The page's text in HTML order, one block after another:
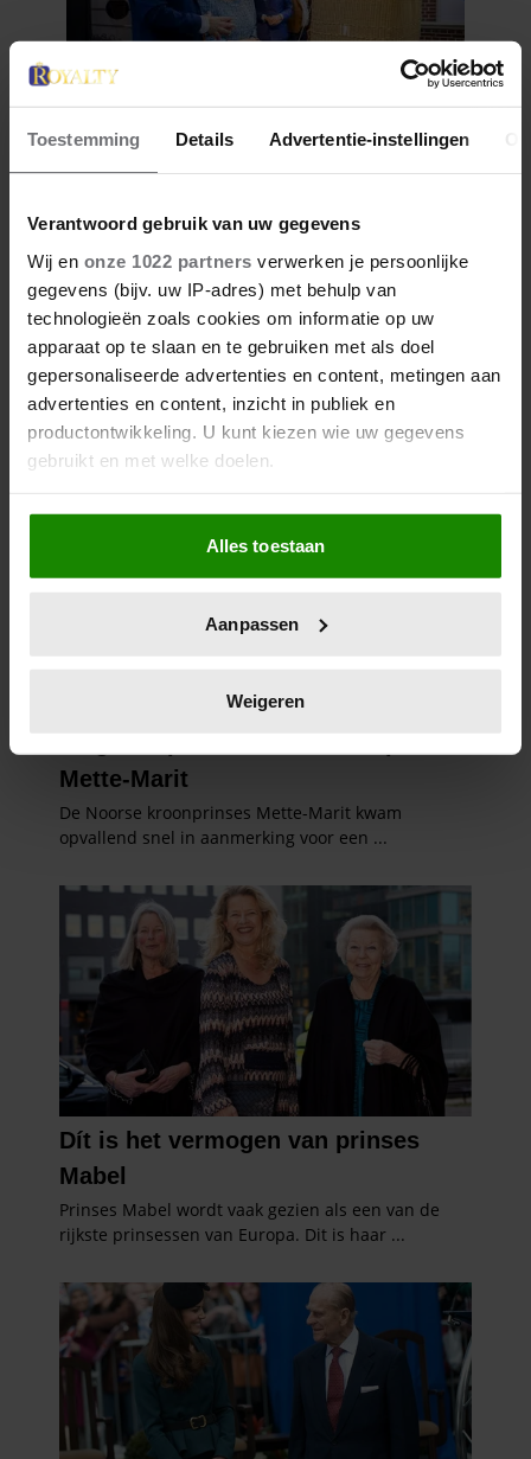
Toestemming Details Advertentie-instellingen
Verantwoord gebruik van uw gegevens
Wij en onze 1022 partners verwerken je persoonlijke
gegevens (bijv. uw IP-adres) met behulp van
technologieën zoals cookies om informatie op uw
apparaat op te slaan en te gebruiken met als doel
gepersonaliseerde advertenties en content, metingen aan
advertenties en content, inzicht in publiek en
productontwikkeling. U kunt kiezen wie uw gegevens
gebruikt en met welke doelen.
Als u het toestaat, willen we ook graag:
Informatie verzamelen over uw geografische
locatie, die tot een paar meter nauwkeurig kan zijn
scannen op specifieke eigenschappen (fingerprinting)
verwerkt en stel uw voorkeuren in het
intrekken in de Cookieverklaring.
We gebruiken cookies om content en advertenties te
personaliseren, om functies voor social media te bieden
informatie over uw gebruik van onze site met onze
partners voor social media, adverteren en analyse. Deze
partners kunnen deze gegevens combineren met andere
informatie die u aan ze heeft verstrekt of die ze hebben
verzameld op basis van uw gebruik van hun services. U
gaat akkoord met onze cookies als u onze website blijft
gebruiken.
Alles toestaan
Aanpassen
Weigeren
12 juni 2026
BIJZONDER: PRINSES BEATRIX
ZIET NA 88 JAAR HAAR
VERDWENEN WIEG TERUG